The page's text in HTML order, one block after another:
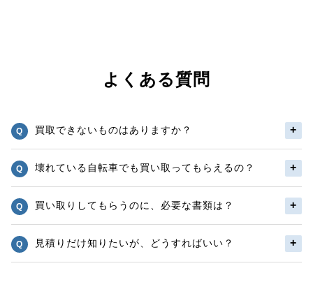
よくある質問
買取できないものはありますか？
壊れている自転車でも買い取ってもらえるの？
買い取りしてもらうのに、必要な書類は？
見積りだけ知りたいが、どうすればいい？